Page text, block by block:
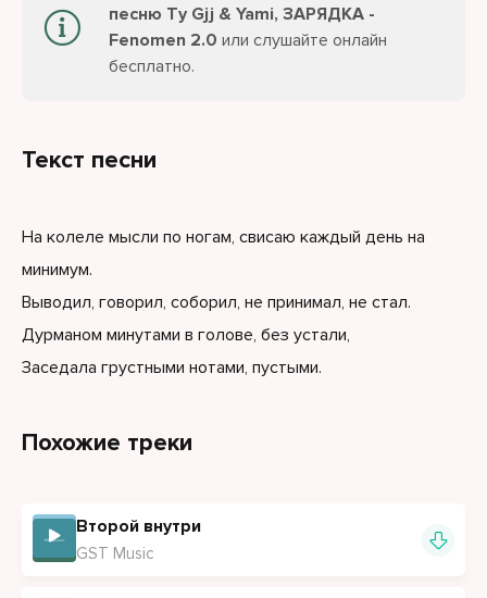
песню Ty Gjj & Yami, ЗАРЯДКА -
Fenomen 2.0 или слушайте онлайн
бесплатно.
Текст песни
На колеле мысли по ногам, свисаю каждый день на
минимум.
Выводил, говорил, соборил, не принимал, не стал.
Дурманом минутами в голове, без устали,
Заседала грустными нотами, пустыми.
Похожие треки
Второй внутри
GST Music